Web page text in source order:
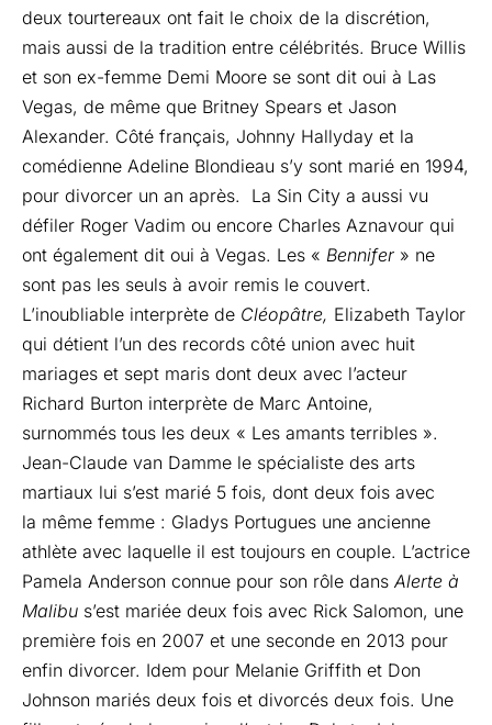
deux tourtereaux ont fait le choix de la discrétion,
mais aussi de la tradition entre célébrités. Bruce Willis
et son ex-femme Demi Moore se sont dit oui à Las
Vegas, de même que Britney Spears et Jason
Alexander. Côté français, Johnny Hallyday et la
comédienne Adeline Blondieau s’y sont marié en 1994,
pour divorcer un an après. La Sin City a aussi vu
défiler Roger Vadim ou encore Charles Aznavour qui
ont également dit oui à Vegas. Les « Bennifer » ne
sont pas les seuls à avoir remis le couvert.
L’inoubliable interprète de Cléopâtre, Elizabeth Taylor
qui détient l’un des records côté union avec huit
mariages et sept maris dont deux avec l’acteur
Richard Burton interprète de Marc Antoine,
surnommés tous les deux « Les amants terribles ».
Jean-Claude van Damme le spécialiste des arts
martiaux lui s’est marié 5 fois, dont deux fois avec
la même femme : Gladys Portugues une ancienne
athlète avec laquelle il est toujours en couple. L’actrice
Pamela Anderson connue pour son rôle dans Alerte à
Malibu s’est mariée deux fois avec Rick Salomon, une
première fois en 2007 et une seconde en 2013 pour
enfin divorcer. Idem pour Melanie Griffith et Don
Johnson mariés deux fois et divorcés deux fois. Une